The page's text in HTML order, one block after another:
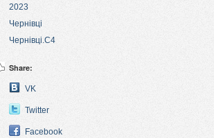
2023
Чернівці
Чернівці.C4
Share:
VK
Twitter
Facebook